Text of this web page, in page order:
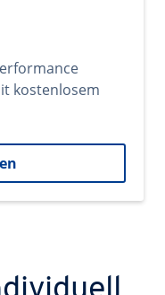
kostenlosem